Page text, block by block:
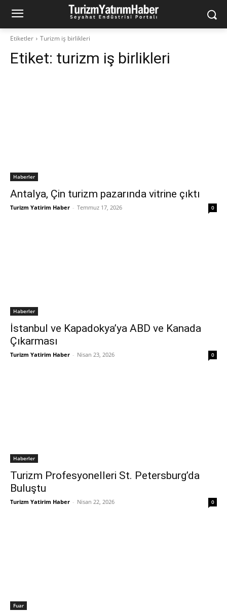
Etiketler Turizm iş birlikleri
Etiket: turizm iş birlikleri
Haberler
Antalya, Çin turizm pazarında vitrine çıktı
Turizm Yatirim Haber - Temmuz 17, 2026 0
Haberler
İstanbul ve Kapadokya’ya ABD ve Kanada
Çıkarması
Turizm Yatirim Haber - Nisan 23, 2026 0
Haberler
Turizm Profesyonelleri St. Petersburg’da
Buluştu
Turizm Yatirim Haber - Nisan 22, 2026 0
Fuar